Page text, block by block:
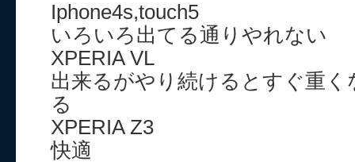
Iphone4s,touch5
いろいろ出てる通りやれない
XPERIA VL
出来るがやり続けるとすぐ重
る
XPERIA Z3
快適